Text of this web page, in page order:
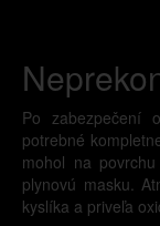
Po zabezpečení
potrebné
mohol na
plynovú masku.
kyslíka a priveľa